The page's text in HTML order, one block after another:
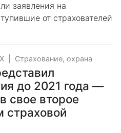
заявления на
от страхователей
Страхование, охрана
до 2021 года —
свое второе
страховой